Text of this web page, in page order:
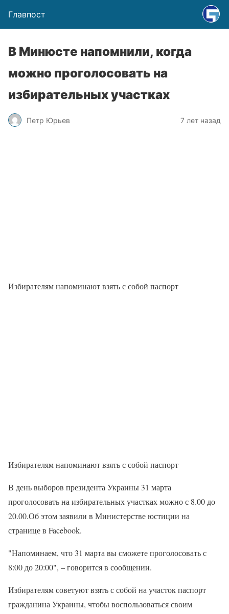
Главпост
В Минюсте напомнили, когда
можно проголосовать на
избирательных участках
Петр Юрьев 7 лет назад
Избирателям напоминают взять с собой паспорт
Избирателям напоминают взять с собой паспорт
В день выборов президента Украины 31 марта
проголосовать на избирательных участках можно с 8.00 до
20.00.Об этом заявили в Министерстве юстиции на
странице в Facebook.
"Напоминаем, что 31 марта вы сможете проголосовать с
8:00 до 20:00", – говорится в сообщении.
Избирателям советуют взять с собой на участок паспорт
гражданина Украины, чтобы воспользоваться своим